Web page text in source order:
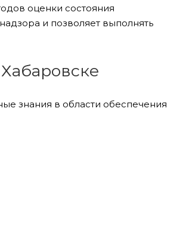
оценки состояния
и позволяет выполнять
знания в области обеспечения